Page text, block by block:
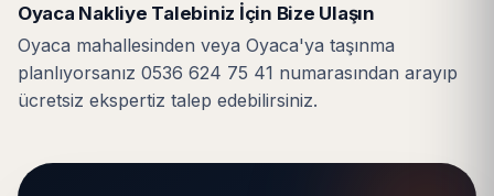
Oyaca Nakliye Talebiniz İçin Bize Ulaşın
Oyaca mahallesinden veya Oyaca'ya taşınma
planlıyorsanız 0536 624 75 41 numarasından arayıp
ücretsiz ekspertiz talep edebilirsiniz.